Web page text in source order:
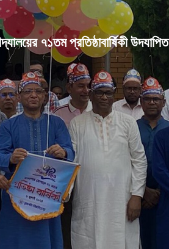
৭১তম প্রতিষ্ঠাবার্ষিকী উদযাপিত